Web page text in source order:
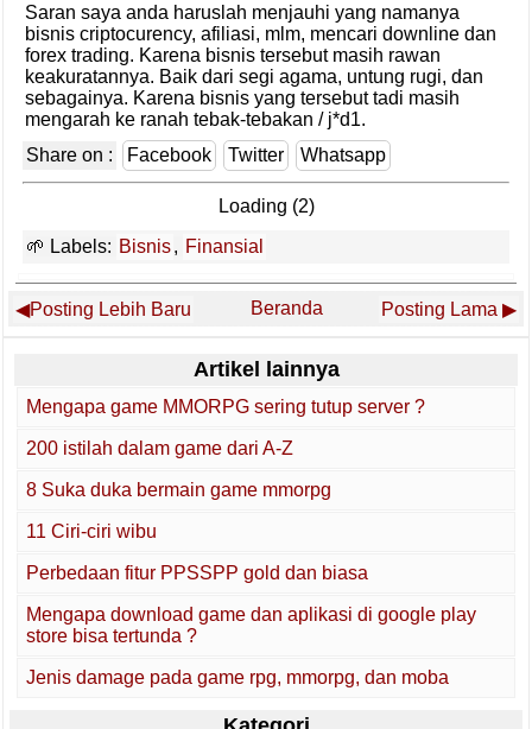
Saran saya anda haruslah menjauhi yang namanya
bisnis criptocurency, afiliasi, mlm, mencari downline dan
forex trading. Karena bisnis tersebut masih rawan
keakuratannya. Baik dari segi agama, untung rugi, dan
sebagainya. Karena bisnis yang tersebut tadi masih
mengarah ke ranah tebak-tebakan / j*d1.
Share on :
Facebook Twitter Whatsapp
Loading (1)
Labels: Bisnis, Finansial
Posting Lebih Baru Posting Lama
Beranda
Artikel lainnya
Mengapa game MMORPG sering tutup server ?
200 istilah dalam game dari A-Z
8 Suka duka bermain game mmorpg
11 Ciri-ciri wibu
Perbedaan fitur PPSSPP gold dan biasa
Mengapa download game dan aplikasi di google play
store bisa tertunda ?
Jenis damage pada game rpg, mmorpg, dan moba